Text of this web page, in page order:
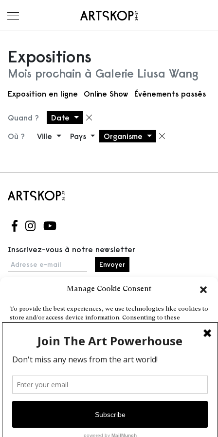
Manage Cookie Consent
To provide the best experiences, we use technologies like cookies to
store and/or access device information. Consenting to these
or unique IDs on this site. Not consenting or withdrawing consent,
may adversely affect certain features and functions.
Deny
View preferences
Ouvrir le menu
Expositions
Mois prochain à Galerie Liusa Wang
Exposition en ligne Online Show Évènements passés
Quand ? Date Supprimer le filtre
Où ? Ville Pays Organisme
Suivez-nous sur Facebook
Suivez-nous sur Instagram
Suivez-nous sur Youtube
Inscrivez-vous à notre newsletter
Adresse e-mail
Accueil
Événements
À propos
Partenaires
Contact
Conditions générales
Confidentialité et cookies
Communiquer votre événement